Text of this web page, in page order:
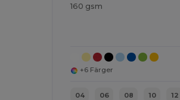
160 gsm
+6 Färger
04 06 08 10 12